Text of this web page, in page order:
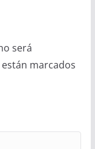
será
marcados